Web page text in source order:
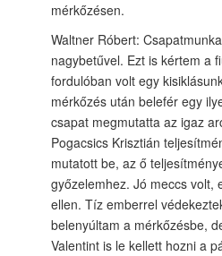
mérkőzésen.
Waltner Róbert:
nagybetűvel. Ezt is kértem a
fordulóban volt egy
mérkőzés után belefér egy
csapat megmutatta az igaz
Pogacsics Krisztián
mutatott be, az ő
győzelemhez. Jó meccs volt,
ellen. Tíz emberrel
belenyúltam a mérkőzésbe,
Valentint is le kellett hozni a